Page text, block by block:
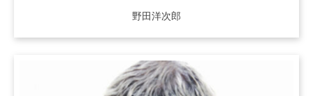
野田洋次郎